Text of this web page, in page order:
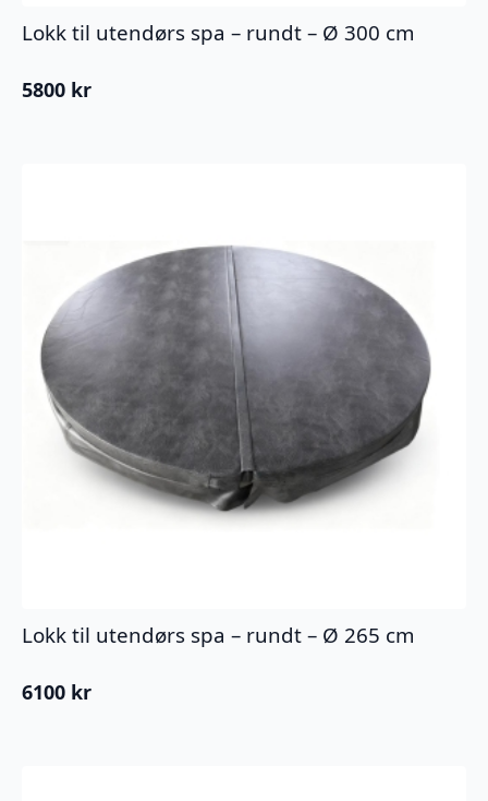
Lokk til utendørs spa – rundt – Ø 300 cm
5800 kr
Lokk til utendørs spa – rundt – Ø 265 cm
6100 kr